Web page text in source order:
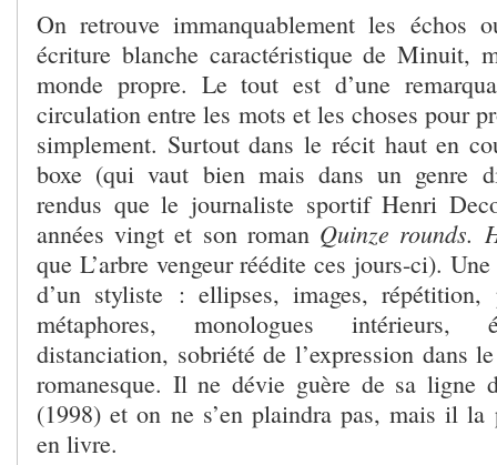
On retrouve immanquablement les échos
écriture blanche caractéristique de Minuit,
monde propre. Le tout est d’une
circulation entre les mots et les choses pour
simplement. Surtout dans le récit haut en
boxe (qui vaut bien mais dans un genre
rendus que le journaliste sportif Henri
années vingt et son roman Quinze rounds.
que L’arbre vengeur réédite ces jours-ci).
d’un styliste : ellipses, images, répétition,
métaphores, monologues intérieurs,
distanciation, sobriété de l’expression dans
romanesque. Il ne dévie guère de sa ligne
(1998) et on ne s’en plaindra pas, mais il
en livre.